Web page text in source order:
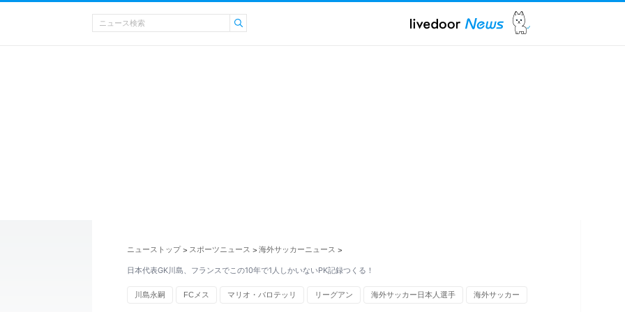
ニューストップ > スポーツニュース > 海外サッカーニュース >
日本代表GK川島、フランスでこの10年で1人しかいないPK記録つくる！
川島永嗣 FCメス マリオ・バロテッリ リーグアン 海外サッカー日本人選手 海外サッカー